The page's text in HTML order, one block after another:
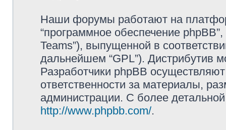
Наши форумы работают на
“программное обеспечение
Teams”), выпущенной в
дальнейшем “GPL”). Дистрибутив
Разработчики phpBB
ответственности за материалы,
администрации. С более
http://www.phpbb.com/.